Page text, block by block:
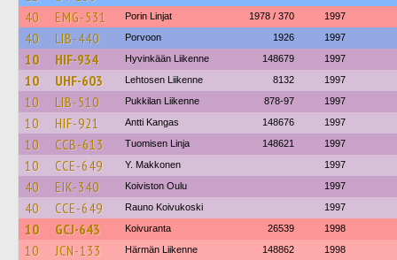
40 EMG-531 Porin Linjat 1978 / 370 1997
40 LIB-440 Porvoon 1926 1997
10 HIF-934 Hyvinkään Liikenne 148679 1997
10 UHF-603 Lehtosen Liikenne 8132 1997
10 LIB-510 Pukkilan Liikenne 878-97 1997
10 HIF-921 Antti Kangas 148676 1997
10 CCB-613 Tuomisen Linja 148621 1997
10 CCE-649 Y. Makkonen 1997
40 EIK-340 Koiviston Oulu 1997
40 CCE-649 Rauno Koivukoski 1997
10 GCJ-643 Koivuranta 26539 1998
10 JCN-133 Härmän Liikenne 148862 1998